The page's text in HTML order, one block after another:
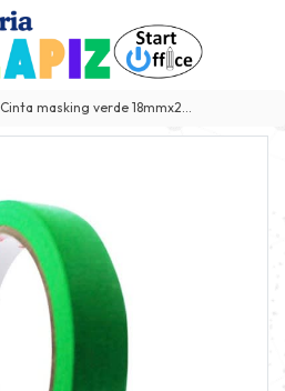
Cinta masking verde 18mmx20m usatape